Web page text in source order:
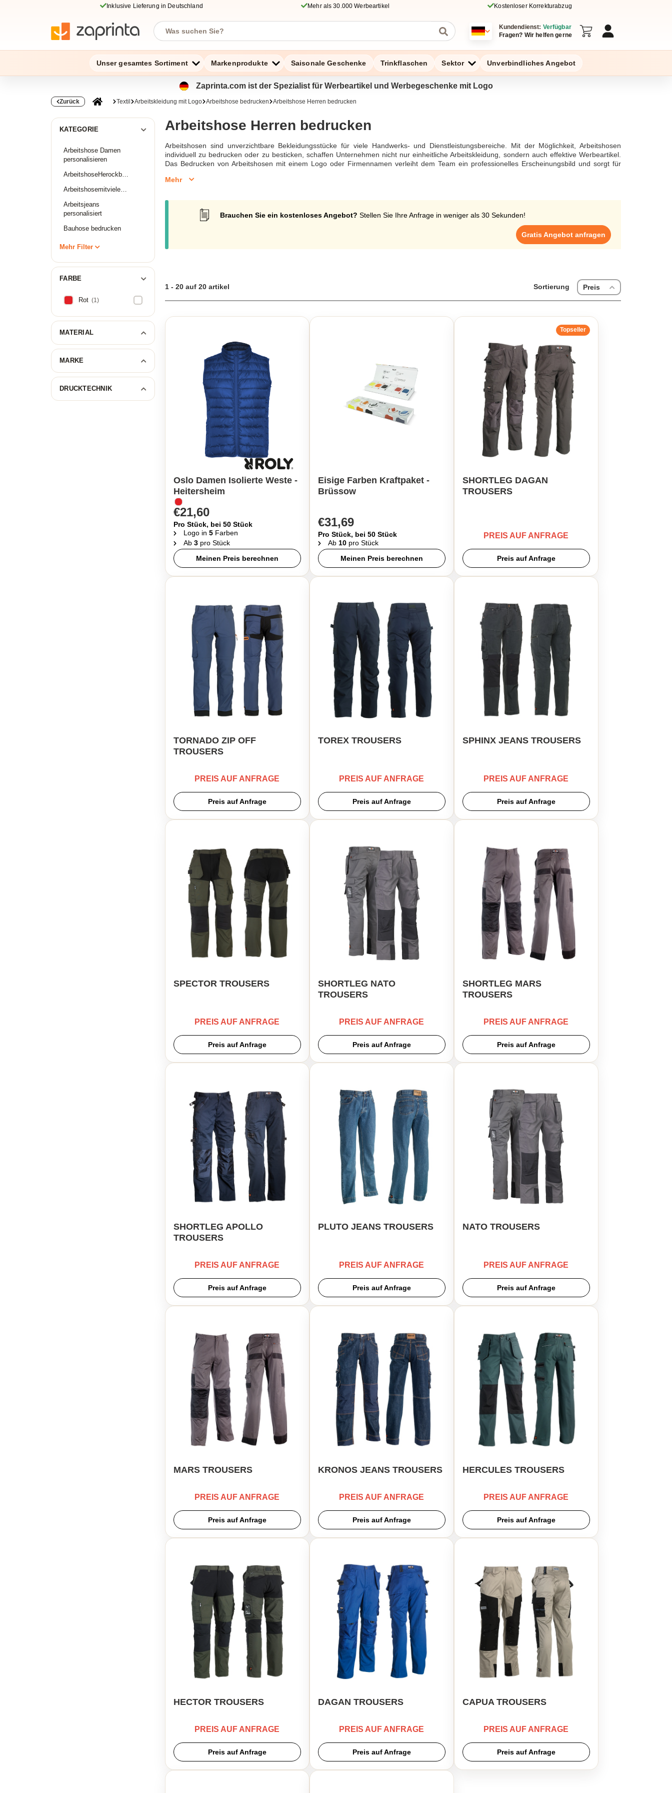
Inklusive Lieferung in Deutschland Mehr als 30.000 Werbeartikel Kostenloser Korrekturabzug
Kundendienst: Verfügbar
Fragen? Wir helfen gerne
Unser gesamtes Sortiment Markenprodukte Saisonale Geschenke Trinkflaschen Sektor Unverbindliches Angebot
Zaprinta.com ist der Spezialist für Werbeartikel und Werbegeschenke mit Logo
Zurück Textil Arbeitskleidung mit Logo Arbeitshose bedrucken Arbeitshose Herren bedrucken
KATEGORIE
Arbeitshose Damen
personalisieren
ArbeitshoseHerockbedrucken
ArbeitshosemitvielenTaschenbedrucken
Arbeitsjeans
personalisiert
Bauhose bedrucken
Mehr Filter
FARBE
Rot (1)
MATERIAL
MARKE
DRUCKTECHNIK
Arbeitshose Herren bedrucken
Arbeitshosen sind unverzichtbare Bekleidungsstücke für viele Handwerks- und Dienstleistungsbereiche. Mit der Möglichkeit, Arbeitshosen
individuell zu bedrucken oder zu besticken, schaffen Unternehmen nicht nur einheitliche Arbeitskleidung, sondern auch effektive Werbeartikel.
Das Bedrucken von Arbeitshosen mit einem Logo oder Firmennamen verleiht dem Team ein professionelles Erscheinungsbild und sorgt für
Kunstfasern hergestellt, um Langlebigkeit und Strapazierfähigkeit zu gewährleisten. Zudem sind sie mit praktischen Ausstattungen wie
bieten wir passgenaue Modelle, die in verschiedenen Größen erhältlich sind.Wenn Sie Arbeitshosen bedrucken oder besticken lassen möchten,
profitieren Sie von unserer erstklassigen Druckerei und Stickerei, die für hervorragende Veredelung sorgt. Die Druckqualität und die Bestickung
sind von hoher Qualität, was die Arbeitshosen nicht nur funktional, sondern auch stilvoll macht.Arbeitshosen als Werbeartikel sind eine
empfehlenswerte Wahl, die nicht nur funktional, sondern auch komfortabel sind. Dank unserer schnellen Abwicklung und dem Top Service ist die
Bestellung online einfach und bequem. Schon ab einer kleinen Bestellmenge können Sie Ihre Arbeitshosen bei uns individuell bedrucken oder
Mehr
Brauchen Sie ein kostenloses Angebot? Stellen Sie Ihre Anfrage in weniger als 30 Sekunden!
Gratis Angebot anfragen
1 - 20 auf 20 artikel Sortierung Preis
Oslo Damen Isolierte Weste -
Heitersheim
€21,60
Pro Stück, bei 50 Stück
Logo in 5 Farben
Ab 3 pro Stück
Meinen Preis berechnen
Eisige Farben Kraftpaket -
Brüssow
€31,69
Pro Stück, bei 50 Stück
Ab 10pro Stück
Meinen Preis berechnen
Topseller
SHORTLEG DAGAN
TROUSERS
PREIS AUF ANFRAGE
Preis auf Anfrage
TORNADO ZIP OFF
TROUSERS
PREIS AUF ANFRAGE
Preis auf Anfrage
TOREX TROUSERS
PREIS AUF ANFRAGE
Preis auf Anfrage
SPHINX JEANS TROUSERS
PREIS AUF ANFRAGE
Preis auf Anfrage
SPECTOR TROUSERS
PREIS AUF ANFRAGE
Preis auf Anfrage
SHORTLEG NATO
TROUSERS
PREIS AUF ANFRAGE
Preis auf Anfrage
SHORTLEG MARS
TROUSERS
PREIS AUF ANFRAGE
Preis auf Anfrage
SHORTLEG APOLLO
TROUSERS
PREIS AUF ANFRAGE
Preis auf Anfrage
PLUTO JEANS TROUSERS
PREIS AUF ANFRAGE
Preis auf Anfrage
NATO TROUSERS
PREIS AUF ANFRAGE
Preis auf Anfrage
MARS TROUSERS
PREIS AUF ANFRAGE
Preis auf Anfrage
KRONOS JEANS TROUSERS
PREIS AUF ANFRAGE
Preis auf Anfrage
HERCULES TROUSERS
PREIS AUF ANFRAGE
Preis auf Anfrage
HECTOR TROUSERS
PREIS AUF ANFRAGE
Preis auf Anfrage
DAGAN TROUSERS
PREIS AUF ANFRAGE
Preis auf Anfrage
CAPUA TROUSERS
PREIS AUF ANFRAGE
Preis auf Anfrage